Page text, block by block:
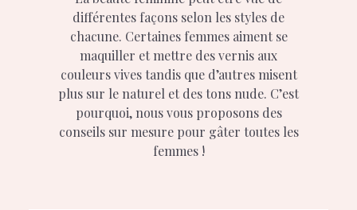
différentes façons selon les styles de
chacune. Certaines femmes aiment se
maquiller et mettre des vernis aux
couleurs vives tandis que d’autres misent
plus sur le naturel et des tons nude. C’est
pourquoi, nous vous proposons des
conseils sur mesure pour gâter toutes les
femmes !